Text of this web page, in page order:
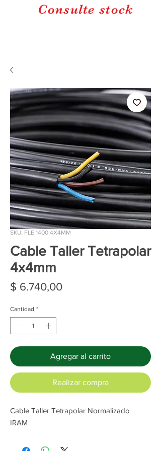
Consulte stock
SKU: FLE 1400 4X4MM
Cable Taller Tetrapolar
4x4mm
$ 6.740,00Precio
Cantidad *
Agregar al carrito
Realizar compra
Cable Taller Tetrapolar Normalizado
IRAM